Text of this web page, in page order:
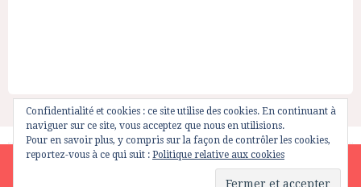
Confidentialité et cookies : ce site utilise des cookies. En continuant à
naviguer sur ce site, vous acceptez que nous en utilisions.
Pour en savoir plus, y compris sur la façon de contrôler les cookies,
reportez-vous à ce qui suit : Politique relative aux cookies
Site is using a trial version of the theme. Please enter your
purchase code in theme settings to activate it orpurchase this